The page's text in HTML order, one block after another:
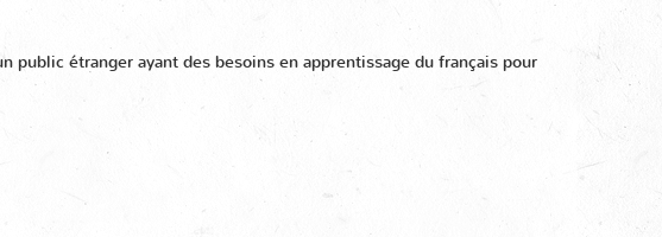
public étranger ayant des besoins en apprentissage du français pour